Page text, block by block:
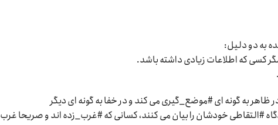
به دو دلیل:
ظاهر به گونه ای #موضع_گیری می کند و در خفا به گونه ای دیگر
#التقاطی خودشان را بیان می کنند، کسانی که #غرب_زده اند و صریحا غرب